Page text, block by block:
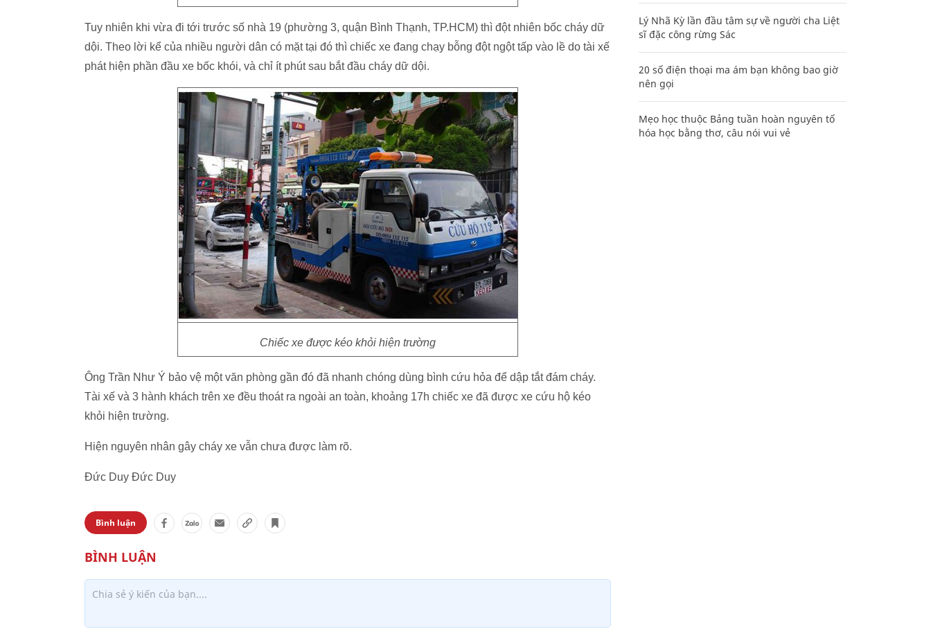
Tuy nhiên khi vừa đi tới trước số nhà 19 (phường 3, quận Bình Thạnh, TP.HCM) thì đột nhiên bốc cháy dữ
dội. Theo lời kể của nhiều người dân có mặt tại đó thì chiếc xe đang chạy bỗng đột ngột tấp vào lề do tài xế
phát hiện phần đầu xe bốc khói, và chỉ ít phút sau bắt đầu cháy dữ dội.
Chiếc xe được kéo khỏi hiện trường
Ông Trần Như Ý bảo vệ một văn phòng gần đó đã nhanh chóng dùng bình cứu hỏa để dập tắt đám cháy.
Tài xế và 3 hành khách trên xe đều thoát ra ngoài an toàn, khoảng 17h chiếc xe đã được xe cứu hộ kéo
khỏi hiện trường.
Hiện nguyên nhân gây cháy xe vẫn chưa được làm rõ.
Đức Duy Đức Duy
Bình luận
Lý Nhã Kỳ lần đầu tâm sự về người cha Liệt
sĩ đặc công rừng Sác
20 số điện thoại ma ám bạn không bao giờ
nên gọi
Mẹo học thuộc Bảng tuần hoàn nguyên tố
hóa học bằng thơ, câu nói vui vẻ